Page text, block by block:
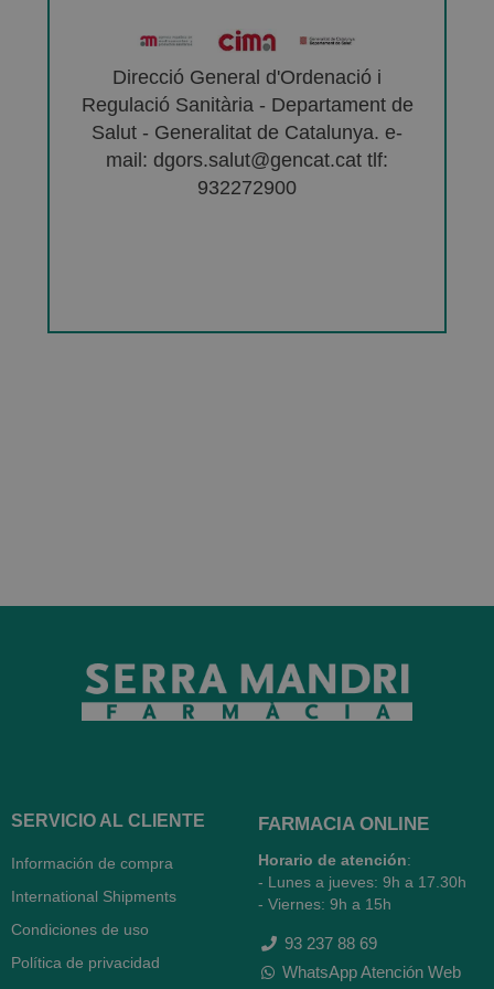
Direcció General d'Ordenació i
Regulació Sanitària - Departament de
Salut - Generalitat de Catalunya. e-
mail: dgors.salut@gencat.cat tlf:
932272900
SERVICIO AL CLIENTE
Información de compra
International Shipments
Condiciones de uso
Política de privacidad
FARMACIA ONLINE
Horario de atención:
- Lunes a jueves: 9h a 17.30h
- Viernes: 9h a 15h
93 237 88 69
WhatsApp Atención Web